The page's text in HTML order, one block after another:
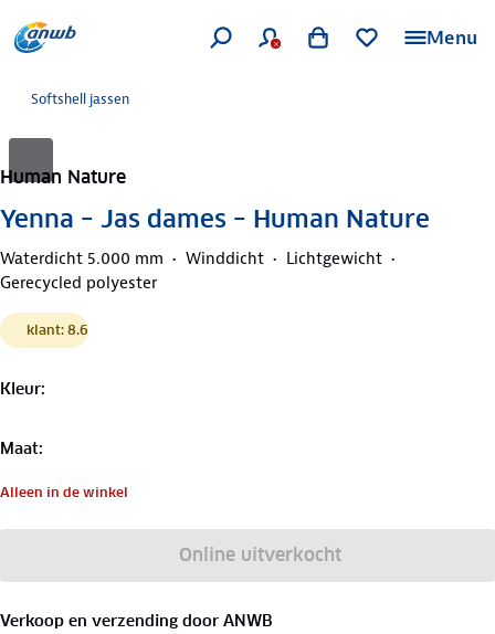
Menu
Softshell jassen
Human Nature
Yenna – Jas dames – Human Nature
Waterdicht 5.000 mm Winddicht
Lichtgewicht
Gerecycled polyester
klant: 8.6
Kleur:
Maat:
Alleen in de winkel
Online uitverkocht
Verkoop en verzending door ANWB